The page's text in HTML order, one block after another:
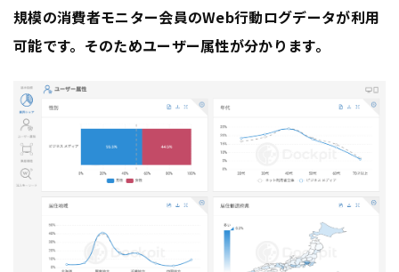
規模の消費者モニター会員のWeb行動ログデータが利用
可能です。 そのためユーザー属性が分かります。